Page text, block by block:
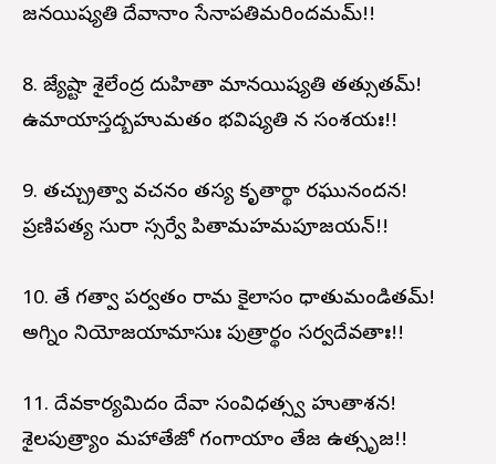
జనయిష్యతి దేవానాం సేనాపతిమరిందమమ్!!
8. జ్యేష్టా శైలేంద్ర దుహితా మానయిష్యతి తత్సుతమ్!
ఉమాయాస్తద్బహుమతం భవిష్యతి న సంశయః!!
9. తచ్చ్రుత్వా వచనం తస్య కృతార్థా రఘునందన!
ప్రణిపత్య సురా స్సర్వే పితామహమపూజయన్!!
10. తే గత్వా పర్వతం రామ కైలాసం ధాతుమండితమ్!
అగ్నిం నియోజయామాసుః పుత్రార్థం సర్వదేవతాః!!
11. దేవకార్యమిదం దేవా సంవిధత్స్వ హుతాశన!
శైలపుత్ర్యాం మహాతేజో గంగాయాం తేజ ఉత్సృజ!!